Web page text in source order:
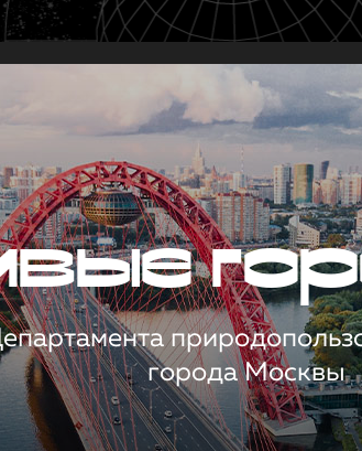
города Москвы